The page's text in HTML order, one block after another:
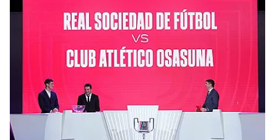
Herri-kirolak
Kirolak 360
Atletismo